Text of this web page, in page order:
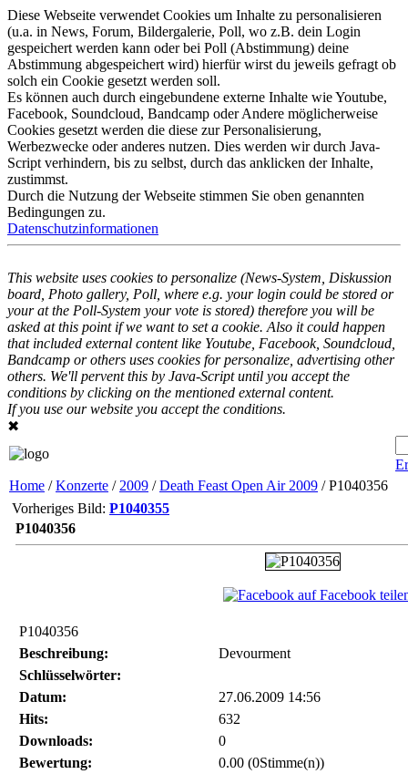
Diese Webseite verwendet Cookies um Inhalte zu personalisieren
(u.a. in News, Forum, Bildergalerie, Poll, wo z.B. dein Login
gespeichert werden kann oder bei Poll (Abstimmung) deine
Abstimmung abgespeichert wird) hierfür wirst du jeweils gefragt ob
solch ein Cookie gesetzt werden soll.
Es können auch durch eingebundene externe Inhalte wie Youtube,
Facebook, Soundcloud, Bandcamp oder Andere möglicherweise
Cookies gesetzt werden die diese zur Personalisierung,
Werbezwecke oder anderes nutzen. Dies werden wir durch Java-
Script verhindern, bis zu selbst, durch das anklicken der Inhalte,
zustimmst.
Durch die Nutzung der Webseite stimmen Sie oben genannten
Bedingungen zu.
Datenschutzinformationen
This website uses cookies to personalize (News-System, Diskussion
board, Photo gallery, Poll, where e.g. your login could be stored or
your at the Poll-System your vote is stored) therefore you will be
asked at this point if we want to set a cookie. Also it could happen
that included external content like Youtube, Facebook, Soundcloud,
Bandcamp or others uses cookies for personalize, advertising other
others. We'll pervent this by Java-Script until you accept the
conditions by clicking on the mentioned external content.
If you use our website you accept the conditions.
✖
Home /Konzerte / 2009 /Death Feast Open Air 2009 / P1040356
Vorheriges Bild: P1040355
P1040356
auf Facebook
P1040356
Beschreibung:
Devourment
Schlüsselwörter:
Datum:
27.06.2009 14:56
Hits:
632
Downloads:
0
Bewertung:
0.00 (0Stimme(n))